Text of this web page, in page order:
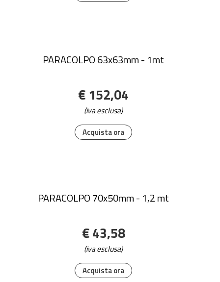
Acquista ora
PARACOLPO 63x63mm - 1mt
€ 152,04
(iva esclusa)
Acquista ora
PARACOLPO 70x50mm - 1,2 mt
€ 43,58
(iva esclusa)